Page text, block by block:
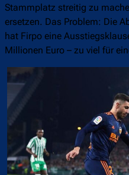
Stammplatz streitig zu
ersetzen. Das Problem: Die
hat Firpo eine
Millionen Euro – zu viel für